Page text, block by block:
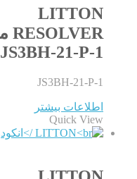
LITTON
RESOLVER مدل
JS3BH-21-P-1
JS3BH-21-P-1
اطلاعات بیشتر
Quick View